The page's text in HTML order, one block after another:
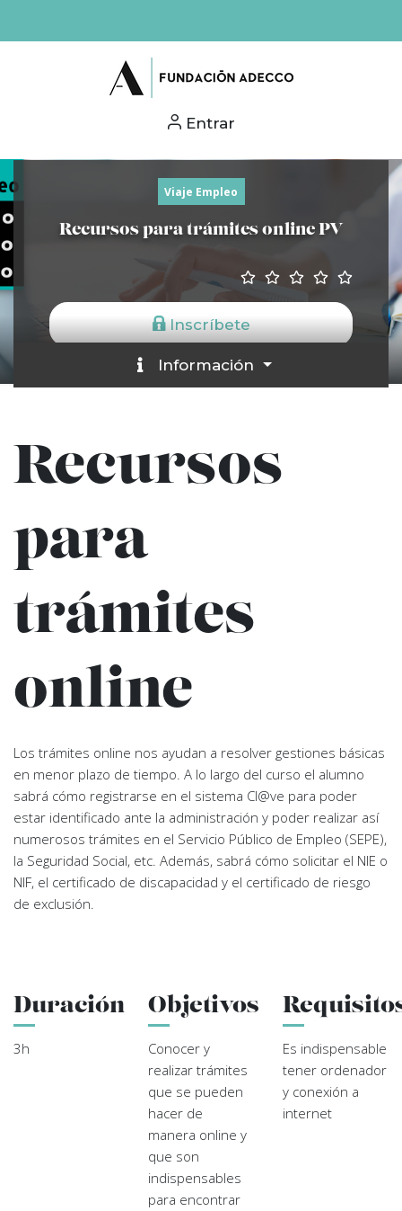
Entrar
Viaje Empleo
Recursos para trámites online PV
Inscríbete
Información
Recursos
para
trámites
online
Los trámites online nos ayudan a resolver gestiones básicas
en menor plazo de tiempo. A lo largo del curso el alumno
sabrá cómo registrarse en el sistema Cl@ve para poder
estar identificado ante la administración y poder realizar así
numerosos trámites en el Servicio Público de Empleo (SEPE),
la Seguridad Social, etc. Además, sabrá cómo solicitar el NIE o
NIF, el certificado de discapacidad y el certificado de riesgo
de exclusión.
Duración
3h
Objetivos
Conocer y
realizar trámites
que se pueden
hacer de
manera online y
que son
indispensables
para encontrar
Es indispensable
tener ordenador
y conexión a
internet